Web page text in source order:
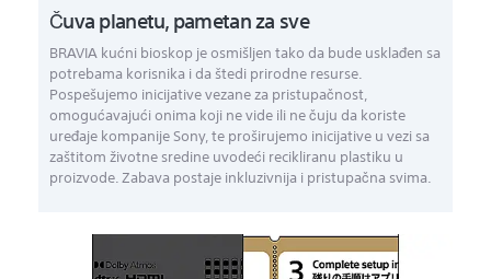
Čuva planetu, pametan za sve
BRAVIA kućni bioskop je osmišljen tako da bude usklađen sa
potrebama korisnika i da štedi prirodne resurse.
Pospešujemo inicijative vezane za pristupačnost,
omogućavajući onima koji ne vide ili ne čuju da koriste
uređaje kompanije Sony, te proširujemo inicijative u vezi sa
zaštitom životne sredine uvodeći recikliranu plastiku u
proizvode. Zabava postaje inkluzivnija i pristupačna svima.